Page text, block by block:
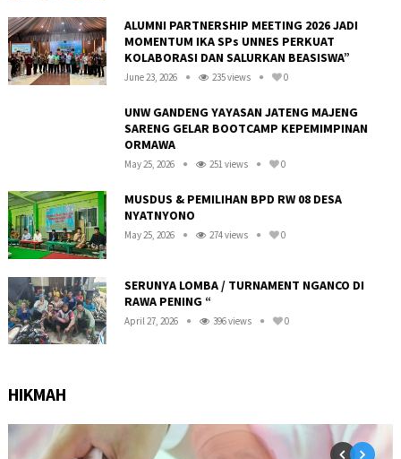
ALUMNI PARTNERSHIP MEETING 2026 JADI
MOMENTUM IKA SPs UNNES PERKUAT
KOLABORASI DAN SALURKAN BEASISWA”
June 23, 2026 235 views 0
UNW GANDENG YAYASAN JATENG MAJENG
SARENG GELAR BOOTCAMP KEPEMIMPINAN
ORMAWA
May 25, 2026 251 views 0
MUSDUS & PEMILIHAN BPD RW 08 DESA
NYATNYONO
May 25, 2026 274 views 0
SERUNYA LOMBA / TURNAMENT NGANCO DI
RAWA PENING “
April 27, 2026 396 views 0
HIKMAH